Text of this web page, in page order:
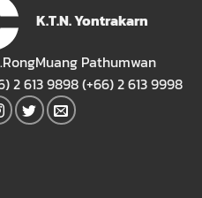
K.T.N. Yontrakarn
Pathumwan
2 613 9898 (+66) 2 613 9998